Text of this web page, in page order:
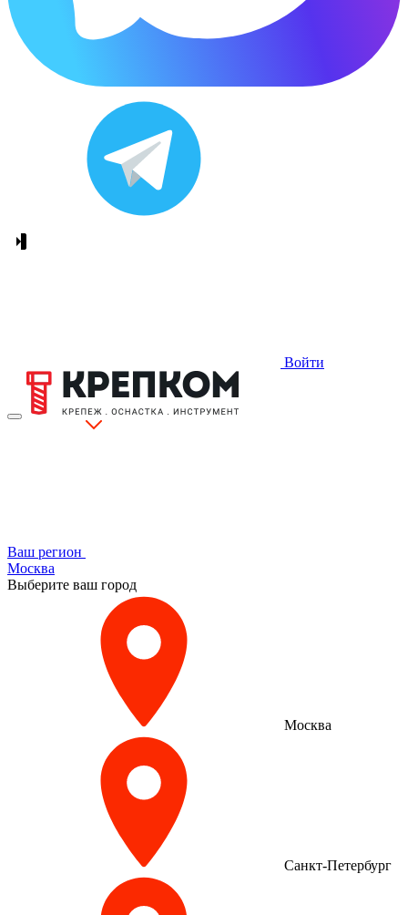
Войти
Ваш регион
Москва
Выберите ваш город
Москва
Санкт-Петербург